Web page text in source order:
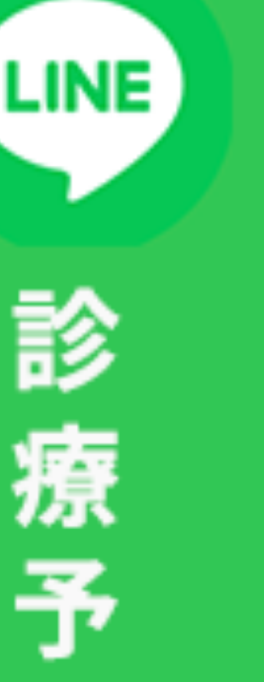
痛みや負担に配慮した医療を通して、犬や猫、そ
して飼い主様に長く寄り添える「かかりつけ医」
を目指しています。
ソノサージは、犬や猫の手術において、出血や熱
による組織へのダメージを抑えながら処置を進め
やすい超音波手術システムです。
また、手術内容によっては処置時間の短縮につな
がる場合があり、結果として麻酔時間の短縮や、
体への負担軽減が期待できることもあります。特
に、体力が低下しやすいシニア期の犬や猫や、持
病のある子にとっては、負担に配慮した選択肢の
ひとつといえるでしょう。
ただし、最も大切なのは、「どの機器を使うか」
だけではありません。その子の病気や年齢、持
病、全身状態などを総合的に確認したうえで、適
切な治療方法を選択することが重要です。
当院では、犬や猫の体への負担にできるだけ配慮
しながら、飼い主様にも納得して治療を選んでい
ただけるよう、丁寧な説明を心がけています。